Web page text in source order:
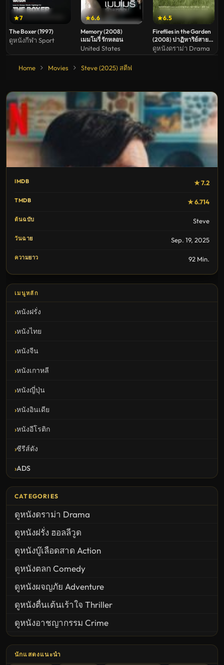
7
The Boxer (1997)
ดูหนังกีฬา Sport
6.6
Memory (2008)
เมมโมรี่ รักหลอน
United States
6.5
Fireflies in the Garden
(2008) ปาฏิหาริย์สายใย
รัก
ดูหนังดราม่า Drama
Home Movies Steve (2025) สตีฟ
IMDB ★ 7.2
TMDB ★ 6.714
ต้นฉบับ Steve
วันฉาย Sep. 19, 2025
ความยาว 92 Min.
เมนูหลัก
หนังฝรั่ง
หนังไทย
หนังจีน
หนังเกาหลี
หนังญี่ปุ่น
หนังอินเดีย
หนังอีโรติก
ซีรีส์ดัง
ADS
CATEGORIES
ดูหนังดราม่า Drama
ดูหนังฝรั่ง ฮอลลีวูด
ดูหนังบู๊เลือดสาด Action
ดูหนังตลก Comedy
ดูหนังผจญภัย Adventure
ดูหนังตื่นเต้นเร้าใจ Thriller
ดูหนังอาชญากรรม Crime
ดูหนังสยองขวัญ Horror
นักแสดงแนะนำ